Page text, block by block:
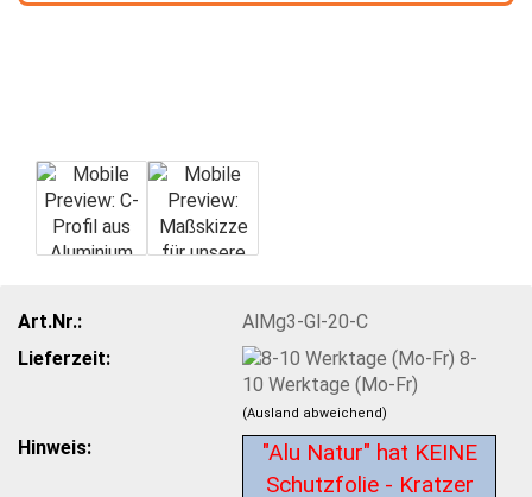
Art.Nr.:
AlMg3-Gl-20-C
Lieferzeit:
8-
10 Werktage (Mo-Fr)
(Ausland abweichend)
Hinweis:
"Alu Natur" hat KEINE
Schutzfolie - Kratzer